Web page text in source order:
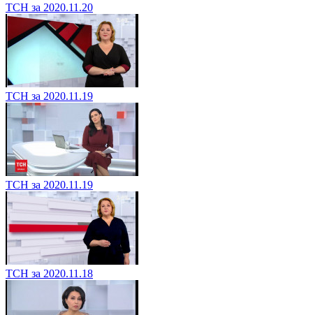
ТСН за 2020.11.20
ТСН за 2020.11.19
ТСН за 2020.11.19
ТСН за 2020.11.18